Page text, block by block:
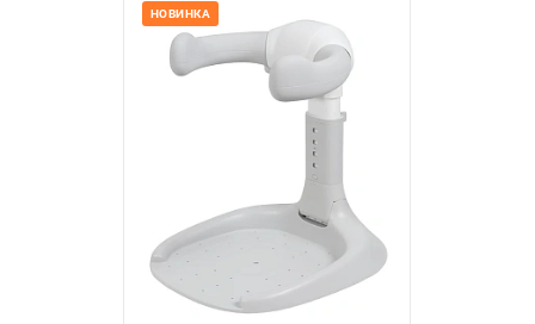
НОВИНКА